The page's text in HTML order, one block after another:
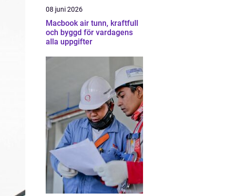
08 juni 2026
Macbook air tunn, kraftfull
och byggd för vardagens
alla uppgifter